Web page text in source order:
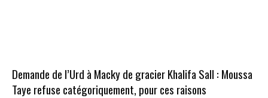
Demande de l’Urd à Macky de gracier Khalifa Sall : Moussa
Taye refuse catégoriquement, pour ces raisons